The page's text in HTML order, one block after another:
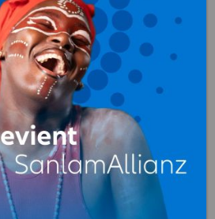
aérienne
2180 Libreville
732 997